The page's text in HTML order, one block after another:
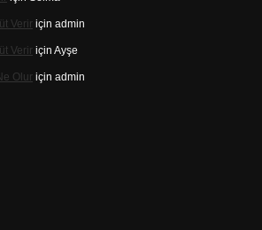
Verir için admin
Verir için Ayşe
Olur için admin